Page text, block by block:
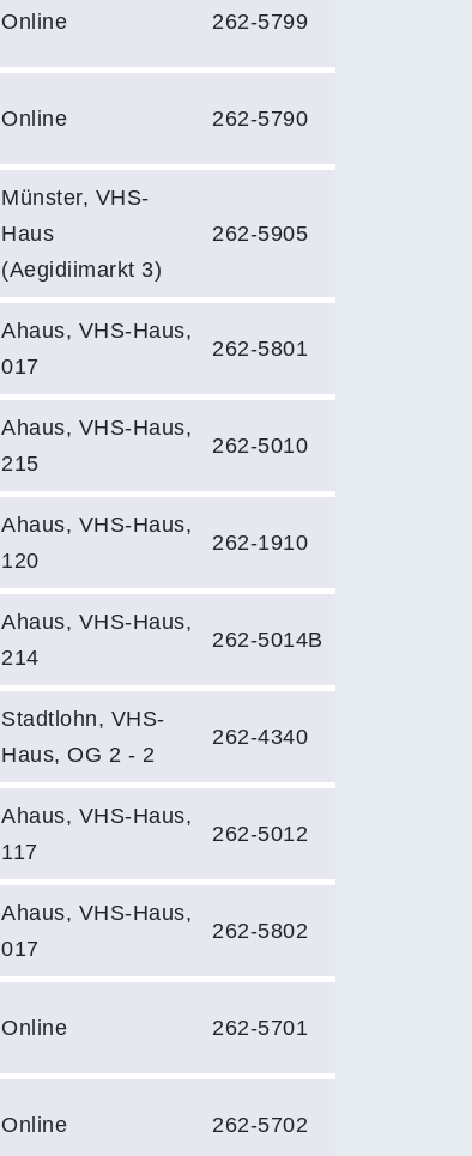
Online 262-5799
Online 262-5790
Münster, VHS-
Haus
(Aegidiimarkt 3)
262-5905
Ahaus, VHS-Haus,
017
262-5801
Ahaus, VHS-Haus,
215
262-5010
Ahaus, VHS-Haus,
120
262-1910
Ahaus, VHS-Haus,
214
262-5014B
Stadtlohn, VHS-
Haus, OG 2 - 2
262-4340
Ahaus, VHS-Haus,
117
262-5012
Ahaus, VHS-Haus,
017
262-5802
Online 262-5701
Online 262-5702